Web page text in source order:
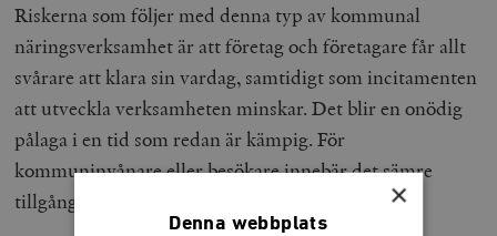
Riskerna som följer med denna typ av kommunal
näringsverksamhet är att företag och företagare får allt
svårare att klara sin vardag, samtidigt som incitamenten
att utveckla verksamheten minskar. Det blir en onödig
pålaga i en tid som redan är kämpig. För
kommuninvånare eller besökare innebär det sämre
tillgång till restauranger, kaféer och gym.
×
Denna webbplats